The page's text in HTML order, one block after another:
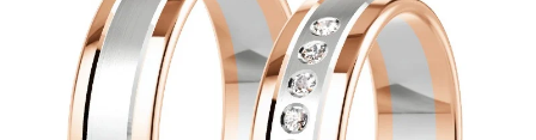
afbeeldingen-